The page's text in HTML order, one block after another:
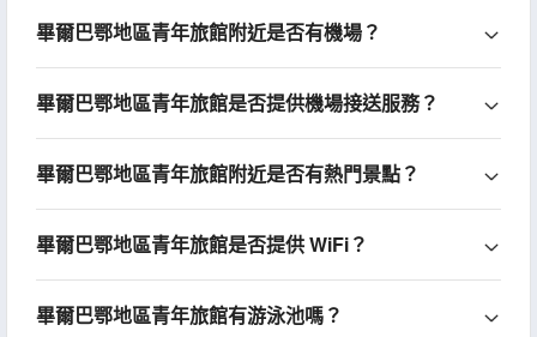
畢爾巴鄂地區青年旅館附近是否有機場？
畢爾巴鄂地區青年旅館是否提供機場接送服務？
畢爾巴鄂地區青年旅館附近是否有熱門景點？
畢爾巴鄂地區青年旅館是否提供 WiFi？
畢爾巴鄂地區青年旅館有游泳池嗎？